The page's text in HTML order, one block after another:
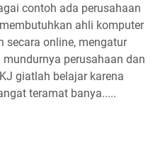
contoh ada perusahaan
ahli komputer
secara online, mengatur
perusahaan dan
giatlah belajar karena
teramat banya.....